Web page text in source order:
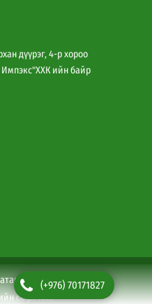
дүүрэг, 4-р хороо
Импэкс"ХХК ийн байр
Импэкс ХХК
софт ХХК
(+976) 70171827